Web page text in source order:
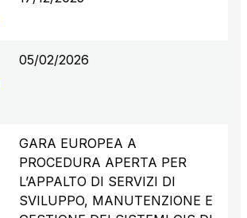
05/02/2026
GARA EUROPEA A
PROCEDURA APERTA PER
L’APPALTO DI SERVIZI DI
SVILUPPO, MANUTENZIONE E